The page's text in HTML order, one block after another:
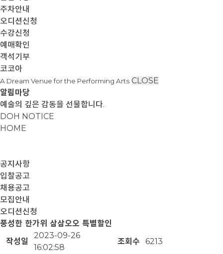
주차안내
오디션신청
수강신청
예매확인
객석기부
코코아
A Dream Venue for the Performing Arts CLOSE
알림마당
예술의 깊은 감동을 선물합니다.
DOH NOTICE
HOME
공지사항
입찰공고
채용공고
모집안내
오디션신청
풍성한 한가위 삼삼오오 특별할인
작성일
2023-09-26
16:02:58
조회수
6213